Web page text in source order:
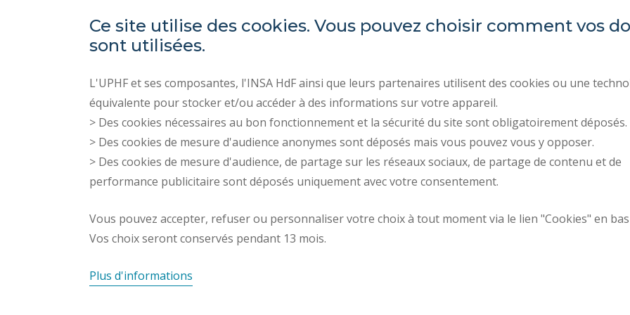
INSA Hauts-de-France
. 59313 Valenciennes cedex 9
Tel: 03 27 51 12 02
ORGANIGRAMAS
CONTRATACIÓN
SALA DE PRENSA
CONTACTOS
Ce site utilise des cookies. Vous pouvez choisir comment vos
sont utilisées.
L'UPHF et ses composantes, l'INSA HdF ainsi que leurs partenaires utilisent des cookies ou une
équivalente pour stocker et/ou accéder à des informations sur votre appareil.
> Des cookies nécessaires au bon fonctionnement et la sécurité du site sont obligatoirement déposés.
> Des cookies de mesure d'audience anonymes sont déposés mais vous pouvez vous y opposer.
> Des cookies de mesure d'audience, de partage sur les réseaux sociaux, de partage de contenu et de
performance publicitaire sont déposés uniquement avec votre consentement.
Vous pouvez accepter, refuser ou personnaliser votre choix à tout moment via le lien "Cookies" en bas
Vos choix seront conservés pendant 13 mois.
Plus d'informations